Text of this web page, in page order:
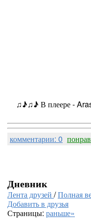
♫♪♫♪ В плеере -
комментарии: 0
Дневник
Лента друзей /Полная
Добавить в друзья
Страницы: раньше»